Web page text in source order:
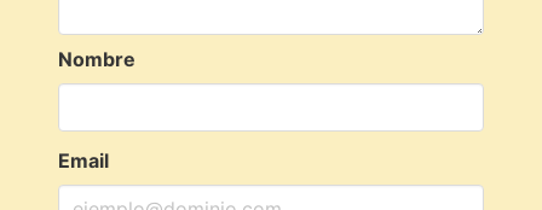
Nombre
Email